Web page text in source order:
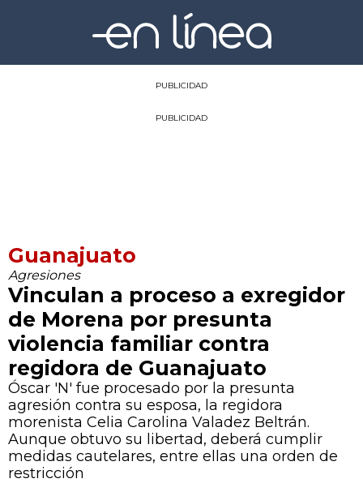
PUBLICIDAD
PUBLICIDAD
Guanajuato
Agresiones
Vinculan a proceso a exregidor
de Morena por presunta
violencia familiar contra
regidora de Guanajuato
Óscar 'N' fue procesado por la presunta
agresión contra su esposa, la regidora
morenista Celia Carolina Valadez Beltrán.
Aunque obtuvo su libertad, deberá cumplir
medidas cautelares, entre ellas una orden de
restricción